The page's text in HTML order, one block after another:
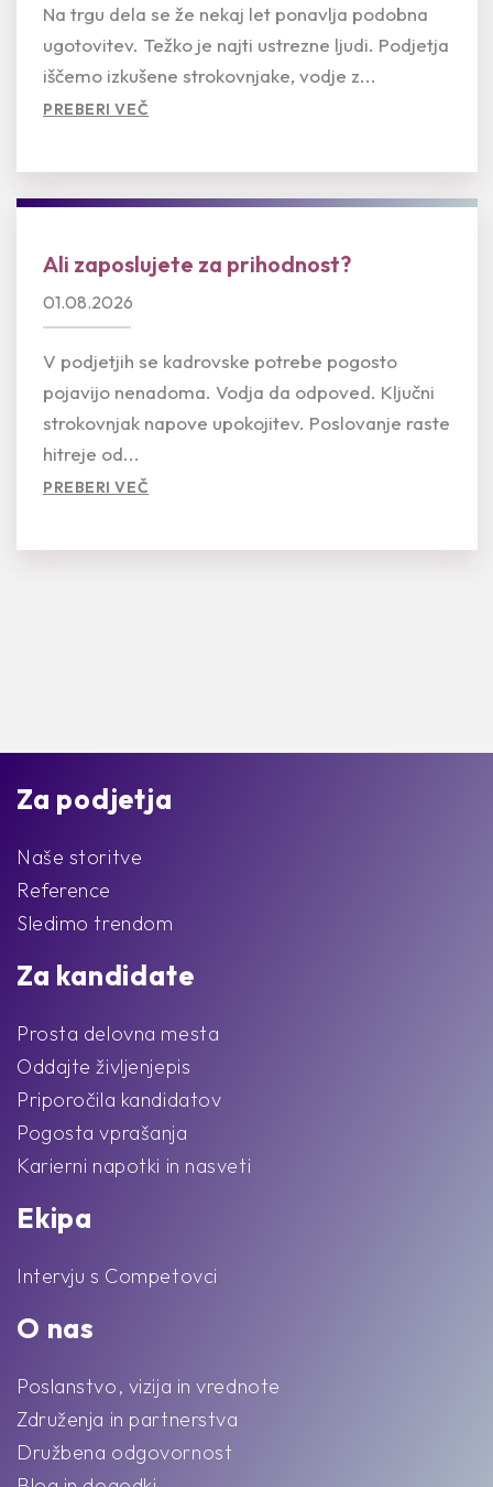
Na trgu dela se že nekaj let ponavlja podobna
ugotovitev. Težko je najti ustrezne ljudi. Podjetja
iščemo izkušene strokovnjake, vodje z...
PREBERI VEČ
Ali zaposlujete za prihodnost?
01.08.2026
V podjetjih se kadrovske potrebe pogosto
pojavijo nenadoma. Vodja da odpoved. Ključni
strokovnjak napove upokojitev. Poslovanje raste
hitreje od...
PREBERI VEČ
Za podjetja
Naše storitve
Reference
Sledimo trendom
Za kandidate
Prosta delovna mesta
Oddajte življenjepis
Priporočila kandidatov
Pogosta vprašanja
Karierni napotki in nasveti
Ekipa
Intervju s Competovci
O nas
Poslanstvo, vizija in vrednote
Združenja in partnerstva
Družbena odgovornost